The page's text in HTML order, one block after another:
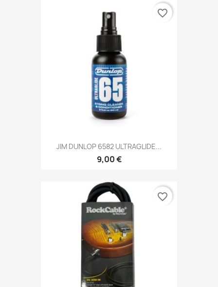
JIM DUNLOP 6582 ULTRAGLIDE...
9,00 €
favorite_border
favorite_border